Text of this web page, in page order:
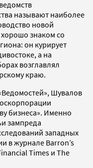
называют наиболее
новой
знаком со
он курирует
а на
возглавлял
краю.
Шувалов
бизнеса». Именно
зампреда
западных
в журнале Barron’s
Times и The